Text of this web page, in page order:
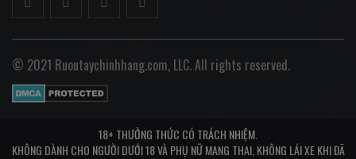
© 2021 Ruoutaychinhhang.com, LLC. All rights reserved.
18+ THƯỞNG THỨC CÓ TRÁCH NHIỆM.
KHÔNG DÀNH CHO NGƯỜI DƯỚI 18 VÀ PHỤ NỮ MANG THAI, KHÔNG LÁI XE KHI ĐÃ